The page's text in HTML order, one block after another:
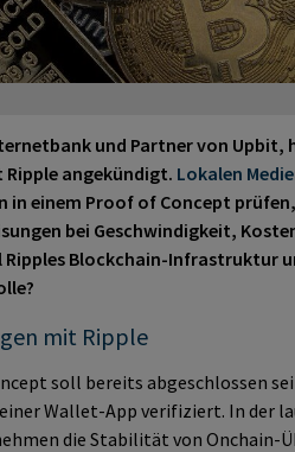
und Partner von Upbit,
angekündigt. Lokalen
in einem Proof of Concept
bei Geschwindigkeit,
Ripples Blockchain-Infrastruktur
mit Ripple
soll bereits abgeschlossen
Wallet-App verifiziert. In der
die Stabilität von Onchain-